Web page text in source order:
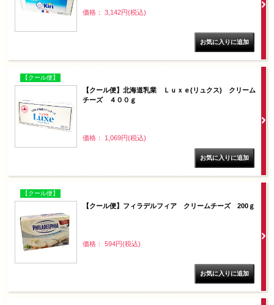
価格： 3,142円(税込)
【クール便】
【クール便】北海道乳業 Ｌｕｘｅ(リュクス) クリーム
チーズ ４００ｇ
価格： 1,069円(税込)
【クール便】
【クール便】フィラデルフィア クリームチーズ 200ｇ
価格： 594円(税込)